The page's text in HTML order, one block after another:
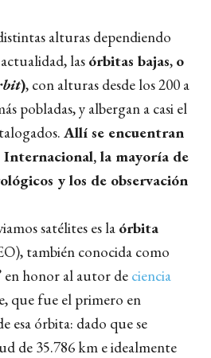
alturas dependiendo
las órbitas bajas, o
), con alturas desde los 200 a
pobladas, y albergan a casi el
Allí se encuentran
Internacional, la mayoría de
y los de observación
satélites es la órbita
también conocida como
en honor al autor de ciencia
que fue el primero en
esa órbita: dado que se
de 35.786 km e idealmente